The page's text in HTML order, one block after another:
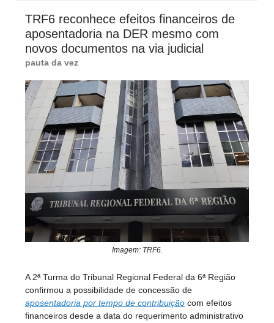
TRF6 reconhece efeitos financeiros de
aposentadoria na DER mesmo com
novos documentos na via judicial
pauta da vez
Imagem: TRF6.
A 2ª Turma do Tribunal Regional Federal da 6ª Região
confirmou a possibilidade de concessão de
aposentadoria por tempo de contribuição com efeitos
financeiros desde a data do requerimento administrativo